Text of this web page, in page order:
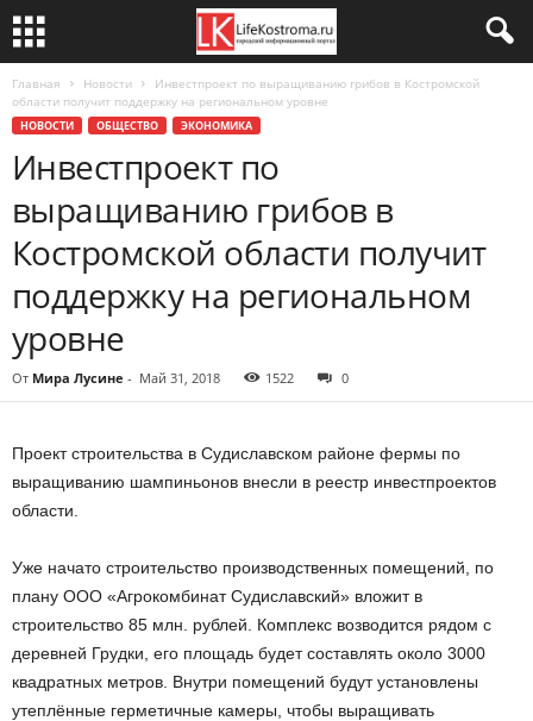
Главная Новости
Инвестпроект по выращиванию грибов в Костромской
области получит поддержку на региональном уровне
НОВОСТИ ОБЩЕСТВО ЭКОНОМИКА
Инвестпроект по
выращиванию грибов в
Костромской области получит
поддержку на региональном
уровне
От Мира Лусине - Май 31, 2018 1522 0
Проект строительства в Судиславском районе фермы по
выращиванию шампиньонов внесли в реестр инвестпроектов
области.
Уже начато строительство производственных помещений, по
плану ООО «Агрокомбинат Судиславский» вложит в
строительство 85 млн. рублей. Комплекс возводится рядом с
деревней Грудки, его площадь будет составлять около 3000
квадратных метров. Внутри помещений будут установлены
утеплённые герметичные камеры, чтобы выращивать